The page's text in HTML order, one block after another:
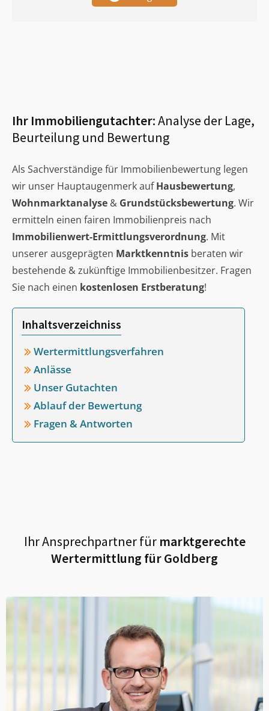
Ihr Immobiliengutachter:Analyse der Lage,
Beurteilung und Bewertung
Als Sachverständige für Immobilienbewertung legen
wir unser Hauptaugenmerk aufHausbewertung,
Wohnmarktanalyse & Grundstücksbewertung. Wir
ermitteln einen fairen Immobilienpreis nach
Immobilienwert-Ermittlungsverordnung. Mit
unserer ausgeprägten Marktkenntnis beraten wir
bestehende & zukünftige Immobilienbesitzer. Fragen
Sie nach einen kostenlosen Erstberatung!
Inhaltsverzeichniss
Wertermittlungsverfahren
Anlässe
Unser Gutachten
Ablauf der Bewertung
Fragen & Antworten
Ihr Ansprechpartner fürmarktgerechte
Wertermittlung fürGoldberg